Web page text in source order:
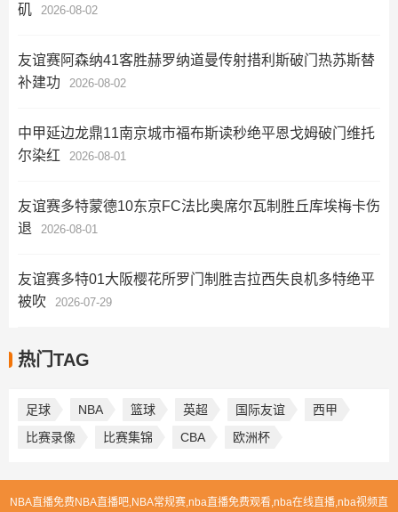
矶
2026-08-02
友谊赛阿森纳41客胜赫罗纳道曼传射措利斯破门热苏斯替
补建功
2026-08-02
中甲延边龙鼎11南京城市福布斯读秒绝平恩戈姆破门维托
尔染红
2026-08-01
友谊赛多特蒙德10东京FC法比奥席尔瓦制胜丘库埃梅卡伤
退
2026-08-01
友谊赛多特01大阪樱花所罗门制胜吉拉西失良机多特绝平
被吹
2026-07-29
热门TAG
足球 NBA 篮球 英超 国际友谊
西甲
比赛录像
比赛集锦 CBA 欧洲杯
NBA直播免费NBA直播吧,NBA常规赛,nba直播免费观看,nba在线直播,nba视频直